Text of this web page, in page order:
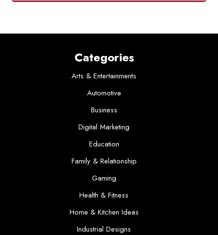
Categories
Arts & Entertainments
Automotive
Business
Digital Marketing
Education
Family & Relationship
Gaming
Health & Fitness
Home & Kitchen Ideas
Industrial Designs